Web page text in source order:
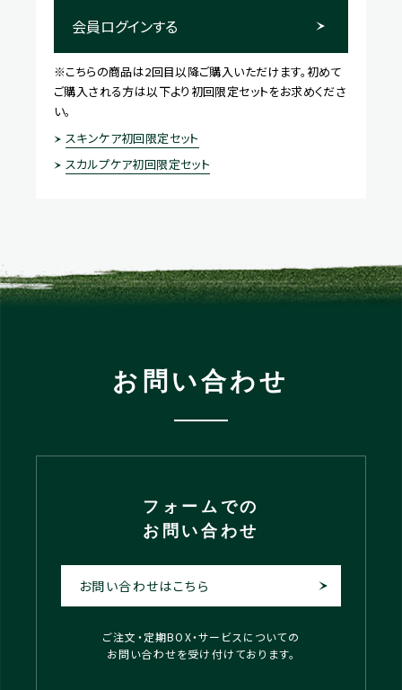
会員ログインする
※こちらの商品は2回目以降ご購入いただけます。初めて
ご購入される方は以下より初回限定セットをお求めくださ
い。
スキンケア初回限定セット
スカルプケア初回限定セット
お問い合わせ
フォームでの
お問い合わせ
お問い合わせはこちら
ご注文・定期BOX・サービスについての
お問い合わせを受け付けております。